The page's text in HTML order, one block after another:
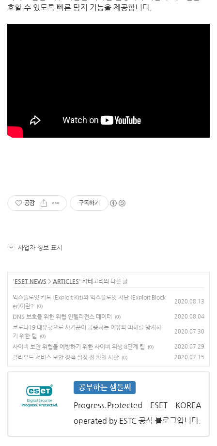
호할 수 있도록 빠른 탐지 기능을 제공합니다.
공감 구독하기
사업자 정보 표시
'ESET NEWS > ARTICLES' 카테고리의 다른 글
익스플로잇 키트 (Exploit Kit)와 익스플로잇 차단 (Exploit Block
er)이란?
(0)
2020.08.13
DNS 보호를 위한 위협 인텔리전스 데이터 (0) 2020.08.04
코로나19 대유행으로 사기꾼이 급증하는 이유와 피해를 방지하
기 위한 팁
(0)
2020.07.30
사이버 보안 위협을 예방하기 위한 사이버 위생 8단계 팁 (0) 2020.07.29
클라우드 서비스 보안 정책 설정 전 확인 사항 (0) 2020.07.15
공부하는 셈틀씨
Progress.Protected ESET KOREA
operated by ESTC 공식 블로그입니다.